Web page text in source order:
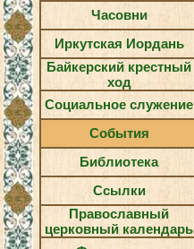
Часовни
Иркутская Иордань
Байкерский крестный
ход
Социальное служение
События
Библиотека
Ссылки
Православный
церковный календарь